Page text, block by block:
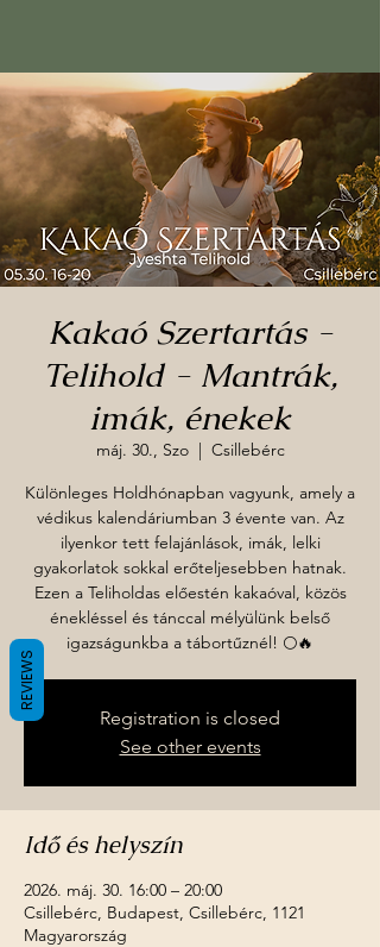
Kakaó Szertartás -
Telihold - Mantrák,
imák, énekek
máj. 30., Szo
  |
Csillebérc
Különleges Holdhónapban vagyunk, amely a
védikus kalendáriumban 3 évente van. Az
ilyenkor tett felajánlások, imák, lelki
gyakorlatok sokkal erőteljesebben hatnak.
Ezen a Teliholdas előestén kakaóval, közös
énekléssel és tánccal mélyülünk belső
igazságunkba a tábortűznél! 🌕🔥
Registration is closed
See other events
Idő és helyszín
2026. máj. 30. 16:00 – 20:00
Csillebérc, Budapest, Csillebérc, 1121
Magyarország
REVIEWS